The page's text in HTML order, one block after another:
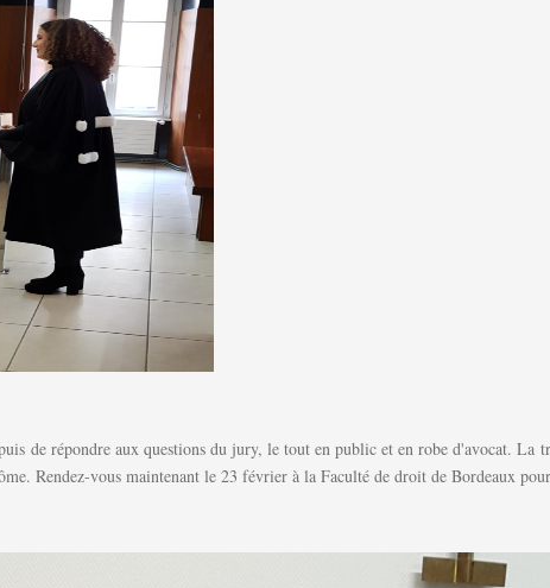
de répondre aux questions du jury, le tout en public et en robe d'avocat. La
Rendez-vous maintenant le 23 février à la Faculté de droit de Bordeaux